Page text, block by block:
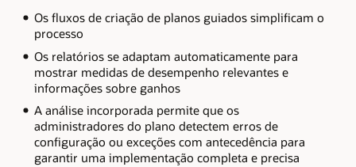
Os fluxos de criação de planos guiados simplificam o
processo
Os relatórios se adaptam automaticamente para
mostrar medidas de desempenho relevantes e
informações sobre ganhos
A análise incorporada permite que os
administradores do plano detectem erros de
configuração ou exceções com antecedência para
garantir uma implementação completa e precisa